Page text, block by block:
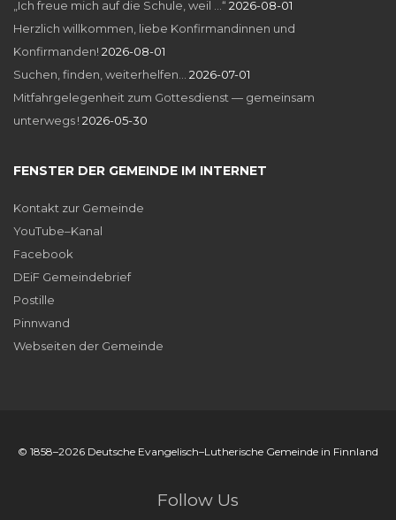
„Ich freue mich auf die Schule, weil …“ 2026-08-01
Herzlich willkommen, liebe Konfirmandinnen und
Konfirmanden! 2026-08-01
Suchen, finden, weiterhelfen…
2026-07-01
Mitfahrgelegenheit zum Gottesdienst — gemeinsam
unterwegs ! 2026-05-30
FENSTER DER GEMEINDE IM INTERNET
Kontakt zur Gemeinde
YouTube–Kanal
Facebook
DEiF Gemeindebrief
Postille
Pinnwand
Webseiten der Gemeinde
© 1858–2026 Deutsche Evangelisch–Lutherische Gemeinde in Finnland
Follow Us